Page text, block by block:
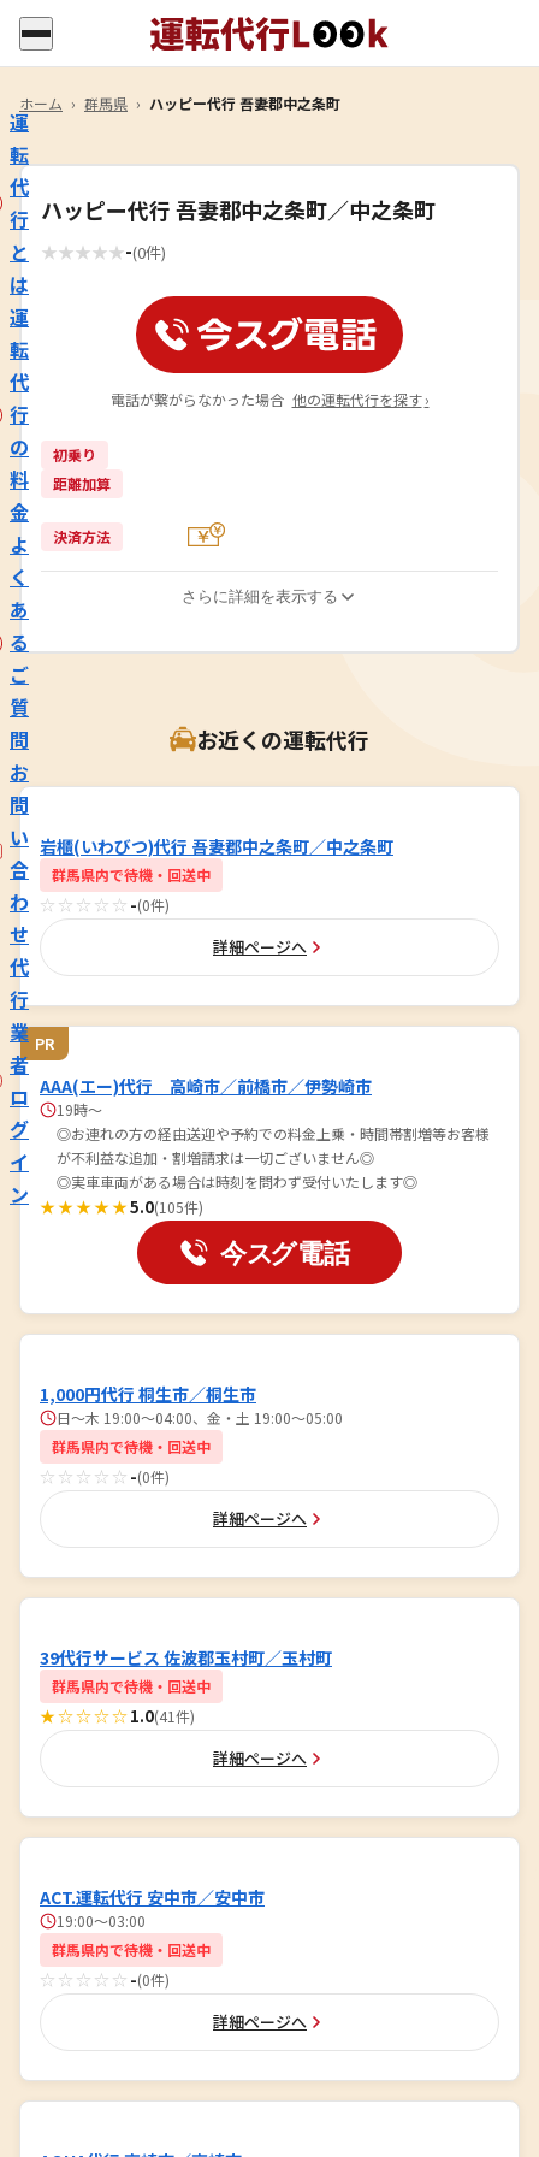
運
転
代
行
と
は
運
転
代
行
の
料
金
よ
く
あ
る
ご
質
問
お
問
い
合
わ
せ
代
行
業
者
ロ
グ
イ
ン
ホーム › 群馬県 › ハッピー代行 吾妻郡中之条町
ハッピー代行 吾妻郡中之条町／中之条町
★★★★★-(0件)
電話が繋がらなかった場合 他の運転代行を探す ›
初乗り
距離加算
決済方法
さらに詳細を表示する
お近くの運転代行
岩櫃(いわびつ)代行 吾妻郡中之条町／中之条町
群馬県内で待機・回送中
☆☆☆☆☆ -(0件)
詳細ページへ
PR
AAA(エー)代行 高崎市／前橋市／伊勢崎市
19時～
◎お連れの方の経由送迎や予約での料金上乗・時間帯割増等お客様
が不利益な追加・割増請求は一切ございません◎
◎実車車両がある場合は時刻を問わず受付いたします◎
★★★★★5.0(105件)
1,000円代行 桐生市／桐生市
日～木 19:00～04:00、金・土 19:00～05:00
群馬県内で待機・回送中
☆☆☆☆☆ -(0件)
詳細ページへ
39代行サービス 佐波郡玉村町／玉村町
群馬県内で待機・回送中
★☆☆☆☆1.0(41件)
詳細ページへ
ACT.運転代行 安中市／安中市
19:00～03:00
群馬県内で待機・回送中
☆☆☆☆☆ -(0件)
詳細ページへ